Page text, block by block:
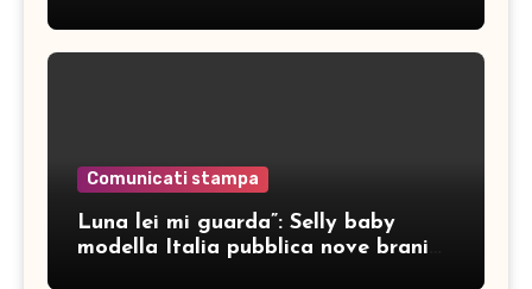
Comunicati stampa
Luna lei mi guarda”: Selly baby
modella Italia pubblica nove brani